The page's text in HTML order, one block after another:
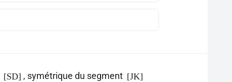
[SD] , symétrique du segment [JK]